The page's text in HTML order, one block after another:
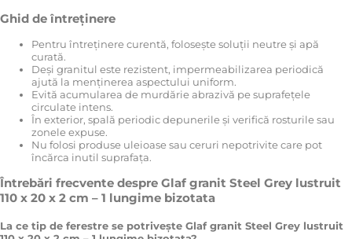
Ghid de întreținere
Pentru întreținere curentă, folosește soluții neutre și apă
curată.
Deși granitul este rezistent, impermeabilizarea periodică
ajută la menținerea aspectului uniform.
Evită acumularea de murdărie abrazivă pe suprafețele
circulate intens.
În exterior, spală periodic depunerile și verifică rosturile sau
zonele expuse.
Nu folosi produse uleioase sau ceruri nepotrivite care pot
încărca inutil suprafața.
Întrebări frecvente despre Glaf granit Steel Grey lustruit
110 x 20 x 2 cm – 1 lungime bizotata
La ce tip de ferestre se potrivește Glaf granit Steel Grey lustruit